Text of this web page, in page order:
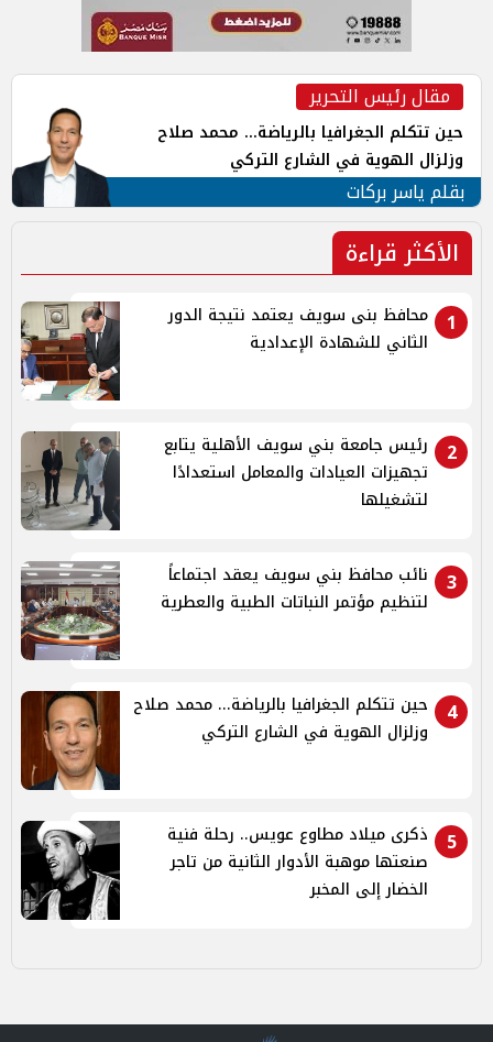
مقال رئيس التحرير
حين تتكلم الجغرافيا بالرياضة... محمد صلاح
وزلزال الهوية في الشارع التركي
بقلم ياسر بركات
الأكثر قراءة
1
محافظ بنى سويف يعتمد نتيجة الدور
الثاني للشهادة الإعدادية
2
رئيس جامعة بني سويف الأهلية يتابع
تجهيزات العيادات والمعامل استعدادًا
لتشغيلها
3
نائب محافظ بني سويف يعقد اجتماعاً
لتنظيم مؤتمر النباتات الطبية والعطرية
4
حين تتكلم الجغرافيا بالرياضة... محمد صلاح
وزلزال الهوية في الشارع التركي
5
ذكرى ميلاد مطاوع عويس.. رحلة فنية
صنعتها موهبة الأدوار الثانية من تاجر
الخضار إلى المخبر